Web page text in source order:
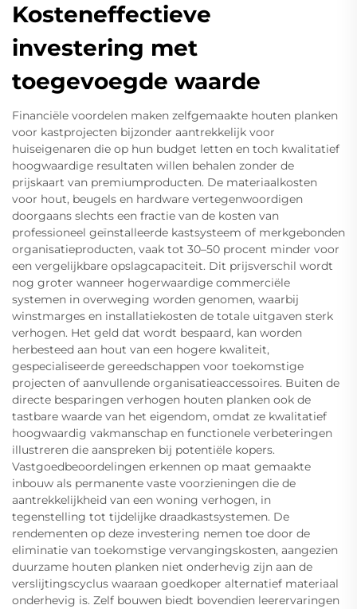
Kosteneffectieve
investering met
toegevoegde waarde
Financiële voordelen maken zelfgemaakte houten planken
voor kastprojecten bijzonder aantrekkelijk voor
huiseigenaren die op hun budget letten en toch kwalitatief
hoogwaardige resultaten willen behalen zonder de
prijskaart van premiumproducten. De materiaalkosten
voor hout, beugels en hardware vertegenwoordigen
doorgaans slechts een fractie van de kosten van
professioneel geïnstalleerde kastsysteem of merkgebonden
organisatieproducten, vaak tot 30–50 procent minder voor
een vergelijkbare opslagcapaciteit. Dit prijsverschil wordt
nog groter wanneer hogerwaardige commerciële
systemen in overweging worden genomen, waarbij
winstmarges en installatiekosten de totale uitgaven sterk
verhogen. Het geld dat wordt bespaard, kan worden
herbesteed aan hout van een hogere kwaliteit,
gespecialiseerde gereedschappen voor toekomstige
projecten of aanvullende organisatieaccessoires. Buiten de
directe besparingen verhogen houten planken ook de
tastbare waarde van het eigendom, omdat ze kwalitatief
hoogwaardig vakmanschap en functionele verbeteringen
illustreren die aanspreken bij potentiële kopers.
Vastgoedbeoordelingen erkennen op maat gemaakte
inbouw als permanente vaste voorzieningen die de
aantrekkelijkheid van een woning verhogen, in
tegenstelling tot tijdelijke draadkastsystemen. De
rendementen op deze investering nemen toe door de
eliminatie van toekomstige vervangingskosten, aangezien
duurzame houten planken niet onderhevig zijn aan de
verslijtingscyclus waaraan goedkoper alternatief materiaal
onderhevig is. Zelf bouwen biedt bovendien leerervaringen